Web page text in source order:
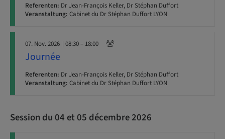
Referenten: Dr Jean-François Keller, Dr Stéphan Duffort
Veranstaltung: Cabinet du Dr Stéphan Duffort LYON
07. Nov. 2026 | 08:30 – 18:00
Journée
Referenten: Dr Jean-François Keller, Dr Stéphan Duffort
Veranstaltung: Cabinet du Dr Stéphan Duffort LYON
Session du 04 et 05 décembre 2026